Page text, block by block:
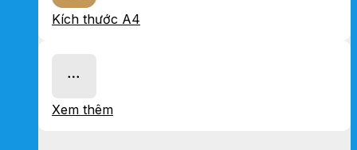
Kích thước A4
Xem thêm